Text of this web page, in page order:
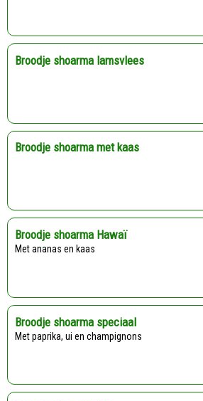
Broodje shoarma lamsvlees
Broodje shoarma met kaas
Broodje shoarma Hawaï
Met ananas en kaas
Broodje shoarma speciaal
Met paprika, ui en champignons